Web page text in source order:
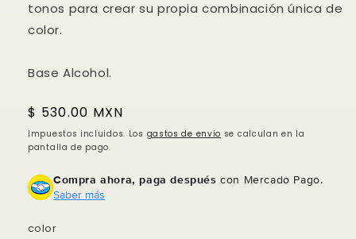
tonos para crear su propia combinación única de
color.
Base Alcohol.
Precio
habitual
$ 530.00 MXN
Impuestos incluidos. Los gastos de envío se calculan en la
pantalla de pago.
Compra ahora, paga después con Mercado Pago.
Saber más
color
Compra ahora y paga a meses